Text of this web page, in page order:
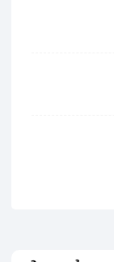
dùng sẽ ấn
từ khi nhìn
Một điểm
siêu nhạy, đi
thao tác tùy
tiện lợi tối đa